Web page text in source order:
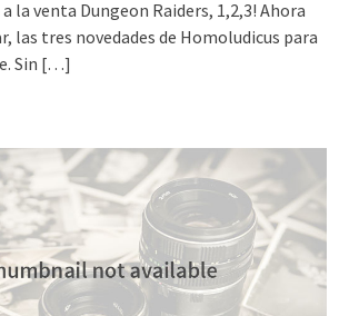
la venta Dungeon Raiders, 1,2,3! Ahora
las tres novedades de Homoludicus para
Sin […]